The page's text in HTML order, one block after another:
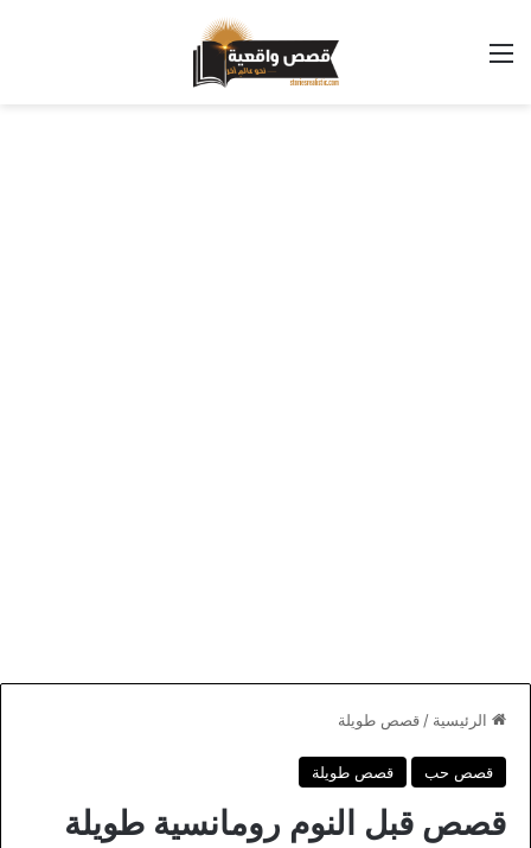
القائمة
الرئيسية / قصص طويلة
قصص حب قصص طويلة
قصص قبل النوم رومانسية طويلة